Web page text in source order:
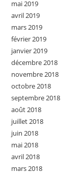
mai 2019
avril 2019
mars 2019
février 2019
janvier 2019
décembre 2018
novembre 2018
octobre 2018
septembre 2018
août 2018
juillet 2018
juin 2018
mai 2018
avril 2018
mars 2018